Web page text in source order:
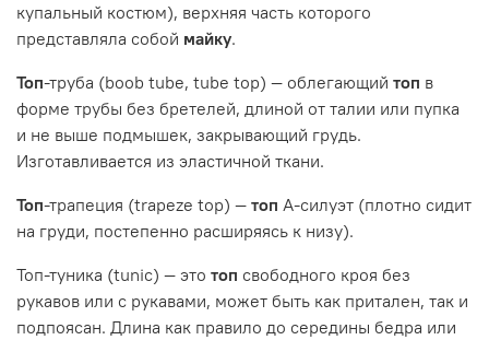
купальный костюм), верхняя часть которого
представляла собой майку.
Топ-труба (boob tube, tube top) — облегающий топ в
форме трубы без бретелей, длиной от талии или пупка
и не выше подмышек, закрывающий грудь.
Изготавливается из эластичной ткани.
Топ-трапеция (trapeze top) — топ А-силуэт (плотно сидит
на груди, постепенно расширяясь к низу).
Топ-туника (tunic) — это топ свободного кроя без
рукавов или с рукавами, может быть как притален, так и
подпоясан. Длина как правило до середины бедра или